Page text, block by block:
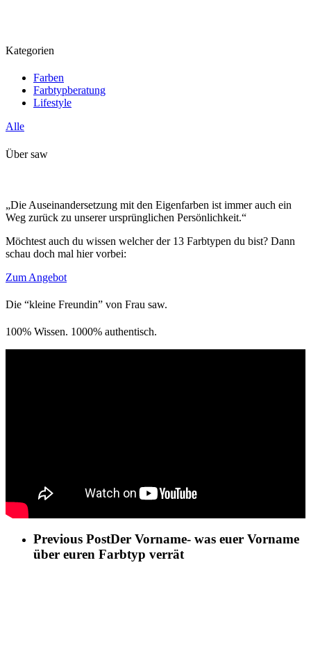
Kategorien
Farben
Farbtypberatung
Lifestyle
Alle
Über saw
„Die Auseinandersetzung mit den Eigenfarben ist immer auch ein
Weg zurück zu unserer ursprünglichen Persönlichkeit.“
Möchtest auch du wissen welcher der 13 Farbtypen du bist? Dann
schau doch mal hier vorbei:
Zum Angebot
Die “kleine Freundin” von Frau saw.
100% Wissen. 1000% authentisch.
Previous PostDer Vorname- was euer Vorname
über euren Farbtyp verrät